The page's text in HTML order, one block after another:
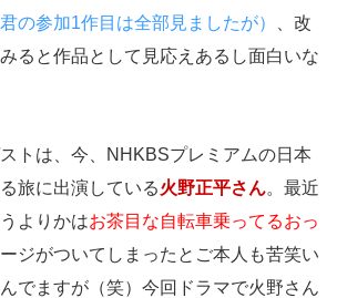
君の参加1作目は全部見ましたが）
、改
ると作品として見応えあるし面白いな
トは、今、NHKBSプレミアムの日本
旅に出演している火野正平さん。最近
よりかはお茶目な自転車乗ってるおっ
ージがついてしまったとご本人も苦笑い
でますが（笑）今回ドラマで火野さん